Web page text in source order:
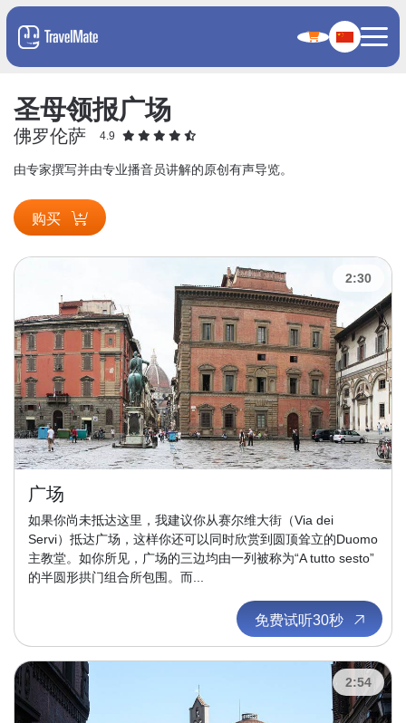
圣母领报广场
佛罗伦萨 4.9
由专家撰写并由专业播音员讲解的原创有声导览。
购买
2:30
广场
如果你尚未抵达这里，我建议你从赛尔维大街（Via dei
Servi）抵达广场，这样你还可以同时欣赏到圆顶耸立的Duomo
主教堂。如你所见，广场的三边均由一列被称为“A tutto sesto”
的半圆形拱门组合所包围。而...
免费试听30秒
2:54